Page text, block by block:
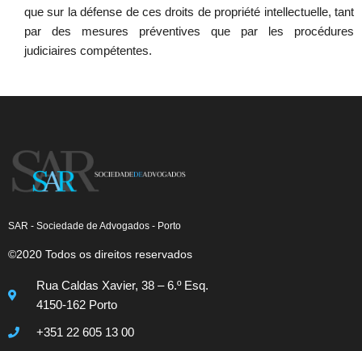
que sur la défense de ces droits de propriété intellectuelle, tant
par des mesures préventives que par les procédures
judiciaires compétentes.
SAR - Sociedade de Advogados - Porto
©2020 Todos os direitos reservados
Rua Caldas Xavier, 38 – 6.º Esq.
4150-162 Porto
+351 22 605 13 00